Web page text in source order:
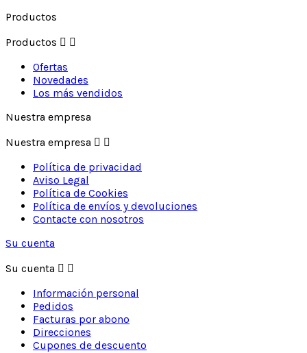
Productos
Productos  
Ofertas
Novedades
Los más vendidos
Nuestra empresa
Nuestra empresa  
Política de privacidad
Aviso Legal
Política de Cookies
Política de envíos y devoluciones
Contacte con nosotros
Su cuenta
Su cuenta  
Información personal
Pedidos
Facturas por abono
Direcciones
Cupones de descuento